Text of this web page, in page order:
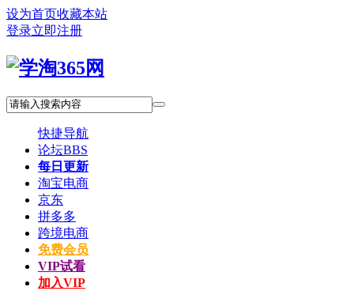
设为首页收藏本站
登录立即注册
快捷导航
论坛BBS
每日更新
淘宝电商
京东
拼多多
跨境电商
免费会员
VIP试看
加入VIP